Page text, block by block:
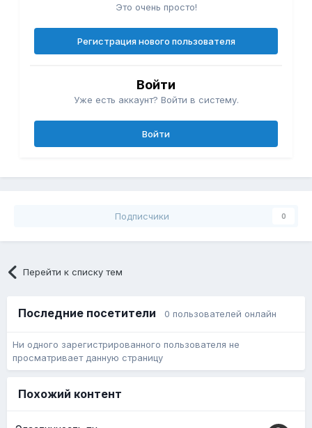
Это очень просто!
Регистрация нового пользователя
Войти
Уже есть аккаунт? Войти в систему.
Войти
Подписчики 0
Перейти к списку тем
Последние посетители 0 пользователей онлайн
Ни одного зарегистрированного пользователя не
просматривает данную страницу
Похожий контент